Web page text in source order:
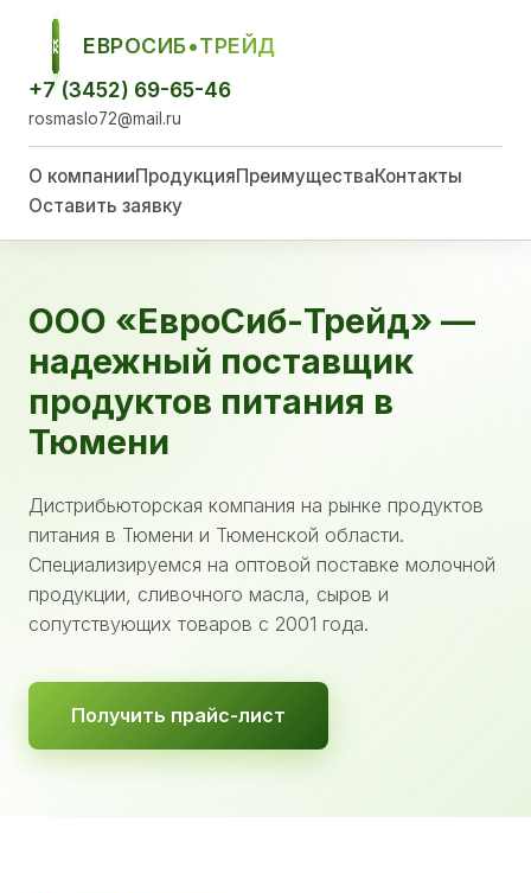
ЕСТ
ЕВРОСИБ•ТРЕЙД
+7 (3452) 69-65-46
rosmaslo72@mail.ru
О компанииПродукцияПреимуществаКонтакты
Оставить заявку
ООО «ЕвроСиб-Трейд» —
надежный поставщик
продуктов питания в
Тюмени
Дистрибьюторская компания на рынке продуктов
питания в Тюмени и Тюменской области.
Специализируемся на оптовой поставке молочной
продукции, сливочного масла, сыров и
сопутствующих товаров с 2001 года.
Получить прайс-лист